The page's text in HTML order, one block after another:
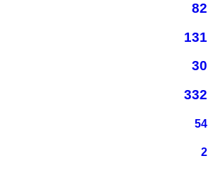
82
131
30
332
54
2